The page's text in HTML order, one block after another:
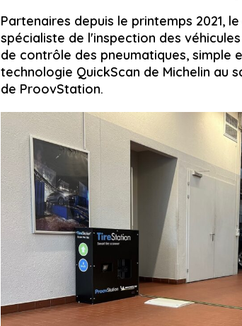
Partenaires depuis le printemps 2021,
spécialiste de l'inspection des
de contrôle des pneumatiques, simple
technologie QuickScan de Michelin
de ProovStation.